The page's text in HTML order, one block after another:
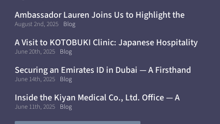
Ambassador Lauren Joins Us to Highlight the
Future of Curative Medicine
August 2nd, 2025 Blog
A Visit to KOTOBUKI Clinic: Japanese Hospitality
and Healthcare in Dubai
June 20th, 2025 Blog
Securing an Emirates ID in Dubai — A Firsthand
Experience
June 14th, 2025 Blog
Inside the Kiyan Medical Co., Ltd. Office — A
Modern, Mobile Workflow
June 11th, 2025 Blog